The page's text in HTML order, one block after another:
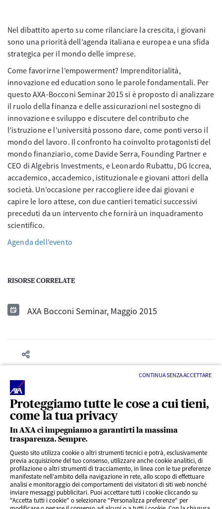
Proteggiamo tutte le cose a cui tieni,
come la tua privacy
In AXA ci impegniamo a garantirti la massima
trasparenza. Sempre.
Questo sito utilizza cookie o altri strumenti tecnici e potrà, esclusivamente
previa acquisizione del tuo consenso, utilizzare anche cookie analitici, di
profilazione o altri strumenti di tracciamento, in linea con le tue preferenze
manifestate nell’ambito della navigazione in rete, allo scopo di effettuare
analisi e monitoraggio dei comportamenti dei visitatori di siti web nonché
inviare messaggi pubblicitari. Puoi accettare tutti i cookie cliccando su
"Accetta tutti i cookie" o selezionare "Personalizza preferenze" per
CONTINUA SENZA ACCETTARE
Nel dibattito aperto su come rilanciare la crescita, i giovani
sono una priorità dell’agenda italiana e europea e una sfida
strategica per il mondo delle imprese.
Come favorirne l’empowerment? Imprenditorialità,
innovazione ed education sono le parole fondamentali. Per
questo AXA-Bocconi Seminar 2015 si è proposto di analizzare
il ruolo della finanza e delle assicurazioni nel sostegno di
innovazione e sviluppo e discutere del contributo che
l’istruzione e l’università possono dare, come ponti verso il
mondo del lavoro. Il confronto ha coinvolto protagonisti del
mondo finanziario, come Davide Serra, Founding Partner e
CEO di Algebris Investments, e Leonardo Rubattu, DG Iccrea,
accademico, accademico, istituzionale e giovani attori della
società. Un’occasione per raccogliere idee dai giovani e
capire le loro attese, con due cantieri tematici successivi
preceduti da un intervento che fornirà un inquadramento
scientifico.
Agenda dell’evento
RISORSE CORRELATE
AXA Bocconi Seminar, Maggio 2015
CONTENUTI INTERESSANTI
BLOG